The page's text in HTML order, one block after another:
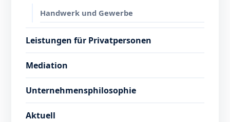
Handwerk und Gewerbe
Leistungen für Privatpersonen
Mediation
Unternehmensphilosophie
Aktuell